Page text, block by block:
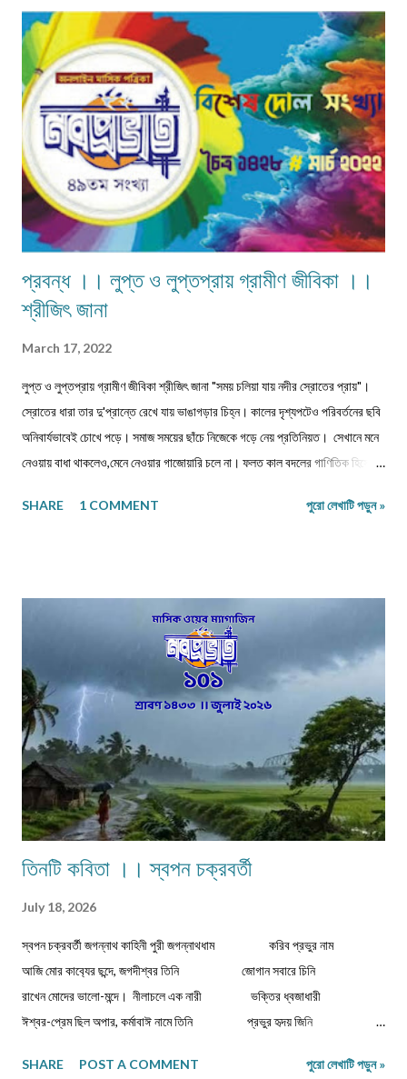
—দুই বোনকেই ফুল তুলতে হবে। দেখতে দেখতে মহালয়ার দিন এসে যেত। ভোরবেলায়
বীরেন্দ্রকৃষ্ণ ভদ্রের কণ্ঠে চণ্ডীপাঠ শুরু হতেই সারা বাড়ি যেন এক মঙ্গলময় আবহে ভরে
উঠত। সেই দিন থেকেই শুরু হয়ে যেত মা, কাকিমা আর জেঠিমাদের ব্যস্ততা। পুজোয় আসা
অতিথিদের জন্য নানারকম মিষ্টি তৈরির ধুম পড়ে ...
প্রবন্ধ ।। লুপ্ত ও লুপ্তপ্রায় গ্রামীণ জীবিকা ।।
শ্রীজিৎ জানা
March 17, 2022
লুপ্ত ও লুপ্তপ্রায় গ্রামীণ জীবিকা শ্রীজিৎ জানা "সময় চলিয়া যায় নদীর স্রোতের প্রায়"।
স্রোতের ধারা তার দু'প্রান্তে রেখে যায় ভাঙাগড়ার চিহ্ন। কালের দৃশ্যপটেও পরিবর্তনের ছবি
অনিবার্যভাবেই চোখে পড়ে। সমাজ সময়ের ছাঁচে নিজেকে গড়ে নেয় প্রতিনিয়ত। সেখানে মনে
নেওয়ায় বাধা থাকলেও,মেনে নেওয়ার গাজোয়ারি চলে না। ফলত কাল বদলের গাণিতিক হিসেবে
থাকার সংগ্রাম। মানুষের জীবনযাপনের ক্ষেত্রে আজকে যা অত্যাবশ্যকীয় কাল তার বিকল্প রূপ
এককালীন। সব পেশার লোকেরাই কত নিষ্ঠা ভরে গাঁয়ে তাদের পরিষেবা দিত। বিনিময়ে
সামান্য আয় হত তাদের। আর সেই আয়টুকুই ছিল তাদের সংসার নির্বাহের একমাত্র উপায়।
কালে কালান্তরে সেই সব পেশা,সেই সব সমাজবন্ধুরা হারিয়ে গ্যাছে। শুধুমাত্র তারা বেঁচে
আছে অগ্রজের গল্পকথায়,আর বিভিন...
SHARE 1 COMMENT পুরো লেখাটি পড়ুন »
তিনটি কবিতা ।। স্বপন চক্রবর্তী
July 18, 2026
স্বপন চক্রবর্তী জগন্নাথ কাহিনী পুরী জগন্নাথধাম করিব প্রভুর নাম
আজি মোর কাব‍্যের ছন্দে, জগদীশ্বর তিনি জোগান সবারে চিনি
রাখেন মোদের ভালো-মন্দে। নীলাচলে এক নারী ভক্তির ধ্বজাধারী
ঈশ্বর-প্রেম ছিল অপার, কর্মাবাঈ নামে তিনি প্রভুর হৃদয় জিনি
SHARE
POST A COMMENT পুরো লেখাটি পড়ুন »